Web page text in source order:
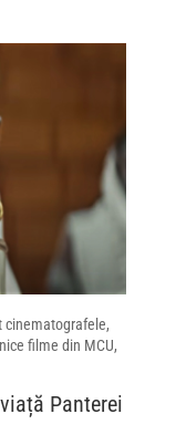
cinematografele,
filme din MCU,
Panterei